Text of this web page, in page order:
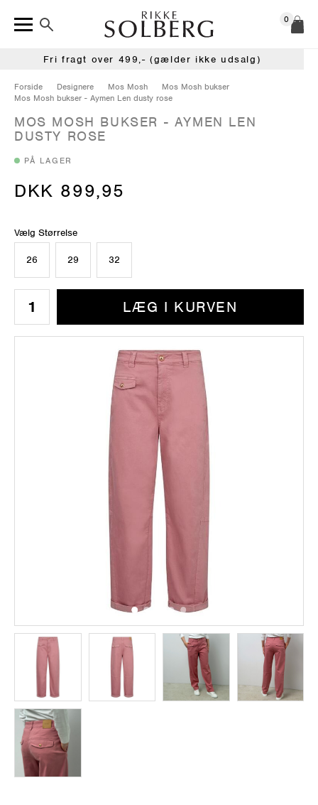
0
Fri fragt over 499,- (gælder ikke udsalg)
Forside Designere Mos Mosh
Mos Mosh bukser
Mos Mosh bukser - Aymen Len dusty rose
MOS MOSH BUKSER - AYMEN LEN
DUSTY ROSE
PÅ LAGER
DKK 899,95
Vælg Størrelse
26 29 32
LÆG I KURVEN